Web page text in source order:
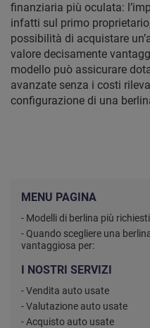
finanziaria più oculata:
infatti sul primo
possibilità di acquistare
valore decisamente
modello può assicurare
avanzate senza i costi
configurazione di una
MENU PAGINA
- Modelli di berlina più
- Quando scegliere una
vantaggiosa per:
I NOSTRI SERVIZI
- Vendita auto usate
- Valutazione auto usate
- Acquisto auto usate